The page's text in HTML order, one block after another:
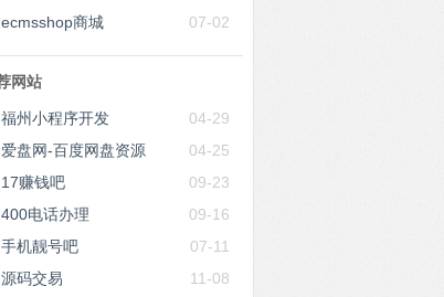
ecmsshop商城
07-02
网站
福州小程序开发
04-29
爱盘网-百度网盘资源
04-25
17赚钱吧
09-23
400电话办理
09-16
手机靓号吧
07-11
源码交易
11-08